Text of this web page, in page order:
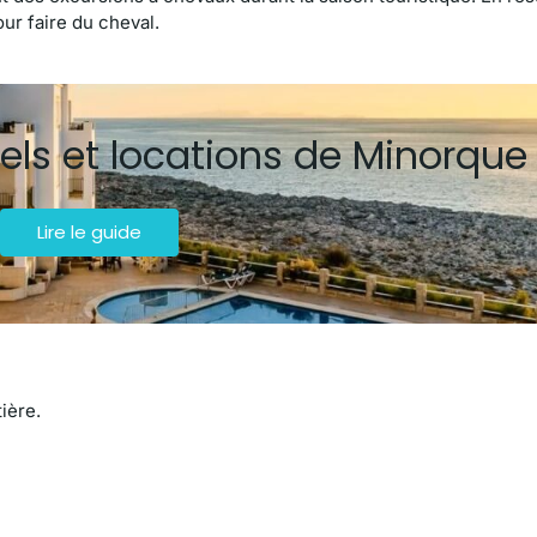
faire du cheval.
et locations de Minorque
Lire le guide